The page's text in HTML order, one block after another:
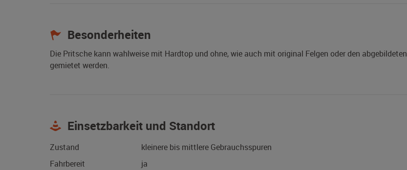
Besonderheiten
Die Pritsche kann wahlweise mit Hardtop und ohne, wie auch mit original Felgen oder den abgebildeten
gemietet werden.
Einsetzbarkeit und Standort
Zustand
kleinere bis mittlere Gebrauchsspuren
Fahrbereit
ja